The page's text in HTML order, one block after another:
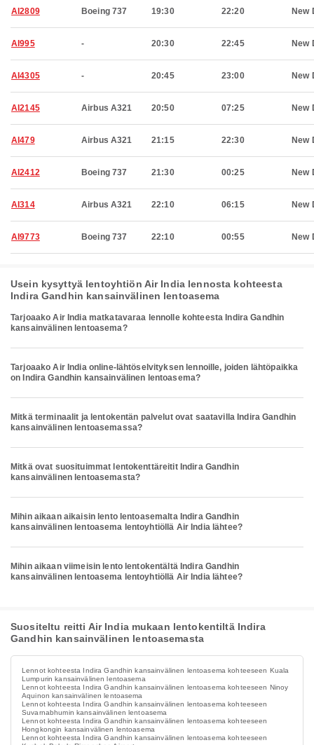
AI2809 Boeing 737 19:30 22:20 New
AI995 - 20:30 22:45 New
AI4305 - 20:45 23:00 New
AI2145 Airbus A321 20:50 07:25 New
AI479 Airbus A321 21:15 22:30 New
AI2412 Boeing 737 21:30 00:25 New
AI314 Airbus A321 22:10 06:15 New
AI9773 Boeing 737 22:10 00:55 New
Usein kysyttyä lentoyhtiön Air India lennosta kohteesta
Indira Gandhin kansainvälinen lentoasema
Tarjoaako Air India matkatavaraa lennolle kohteesta Indira Gandhin
kansainvälinen lentoasema?
Tarjoaako Air India online-lähtöselvityksen lennoille, joiden lähtöpaikka
on Indira Gandhin kansainvälinen lentoasema?
Mitkä terminaalit ja lentokentän palvelut ovat saatavilla Indira Gandhin
kansainvälinen lentoasemassa?
Mitkä ovat suosituimmat lentokenttäreitit Indira Gandhin
kansainvälinen lentoasemasta?
Mihin aikaan aikaisin lento lentoasemalta Indira Gandhin
kansainvälinen lentoasema lentoyhtiöllä Air India lähtee?
Mihin aikaan viimeisin lento lentokentältä Indira Gandhin
kansainvälinen lentoasema lentoyhtiöllä Air India lähtee?
Suositeltu reitti Air India mukaan lentokentiltä Indira
Gandhin kansainvälinen lentoasemasta
Lennot kohteesta Indira Gandhin kansainvälinen lentoasema kohteeseen Kuala
Lumpurin kansainvälinen lentoasema
Lennot kohteesta Indira Gandhin kansainvälinen lentoasema kohteeseen Ninoy
Aquinon kansainvälinen lentoasema
Lennot kohteesta Indira Gandhin kansainvälinen lentoasema kohteeseen
Suvarnabhumin kansainvälinen lentoasema
Lennot kohteesta Indira Gandhin kansainvälinen lentoasema kohteeseen
Hongkongin kansainvälinen lentoasema
Lennot kohteesta Indira Gandhin kansainvälinen lentoasema kohteeseen